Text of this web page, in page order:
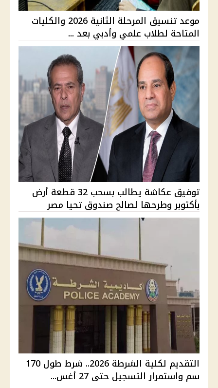
موعد تنسيق المرحلة الثانية 2026 والكليات
المتاحة لطلاب علمي وأدبي بعد ...
توفيق عكاشة يطالب بسحب 32 قطعة أرض
بأكتوبر وطرحها لصالح صندوق تحيا مصر
التقديم لكلية الشرطة 2026.. شرط طول 170
سم واستمرار التسجيل حتى 27 أغس...